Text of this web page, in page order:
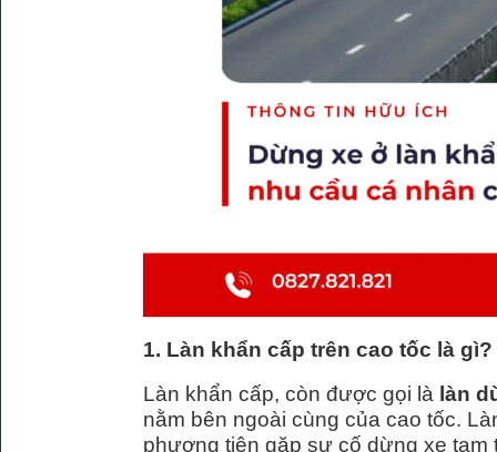
1. Làn khẩn cấp trên cao tốc là gì?
Làn khẩn cấp, còn được gọi là làn
nằm bên ngoài cùng của cao tốc.
phương tiện gặp sự cố dừng xe tạm